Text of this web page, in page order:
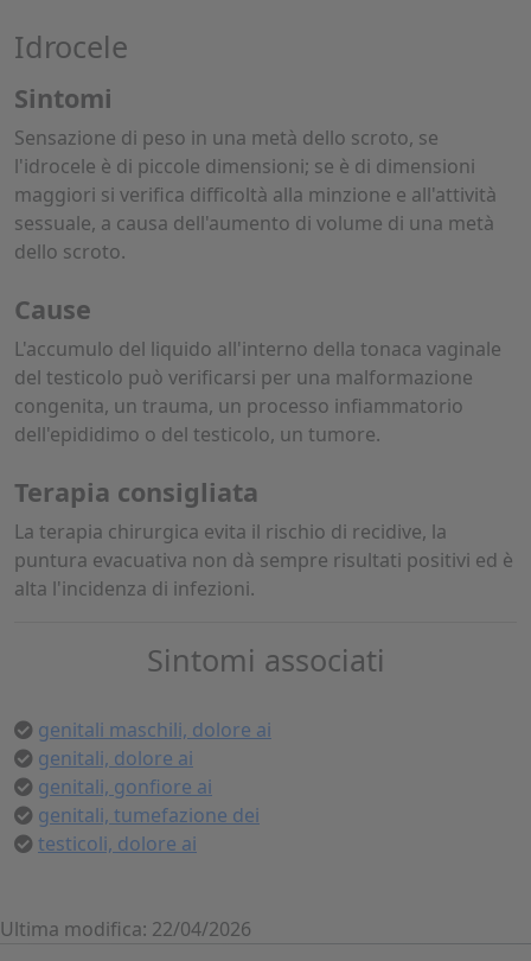
Idrocele
Sintomi
Sensazione di peso in una metà dello scroto, se
l'idrocele è di piccole dimensioni; se è di dimensioni
maggiori si verifica difficoltà alla minzione e all'attività
sessuale, a causa dell'aumento di volume di una metà
dello scroto.
Cause
L'accumulo del liquido all'interno della tonaca vaginale
del testicolo può verificarsi per una malformazione
congenita, un trauma, un processo infiammatorio
dell'epididimo o del testicolo, un tumore.
Terapia consigliata
La terapia chirurgica evita il rischio di recidive, la
puntura evacuativa non dà sempre risultati positivi ed è
alta l'incidenza di infezioni.
Sintomi associati
genitali maschili, dolore ai
genitali, dolore ai
genitali, gonfiore ai
genitali, tumefazione dei
testicoli, dolore ai
Ultima modifica: 22/04/2026